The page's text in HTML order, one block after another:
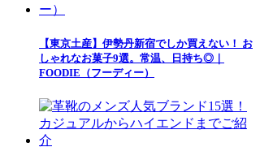
【東京土産】伊勢丹新宿でしか買えない！ お
しゃれなお菓子9選。常温、日持ち◎｜
FOODIE（フーディー）